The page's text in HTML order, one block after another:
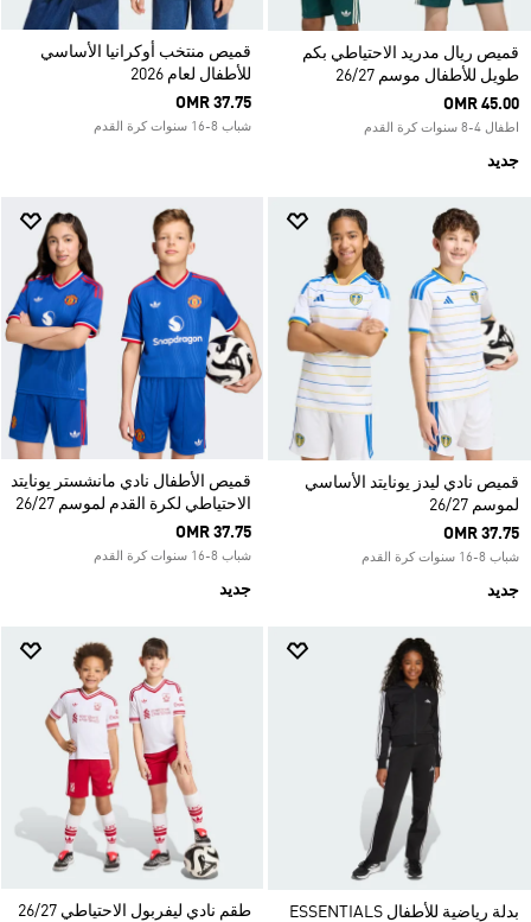
قميص ريال مدريد الاحتياطي بكم
طويل للأطفال موسم 26/27
OMR 45.00
اطفال 4-8 سنوات كرة القدم
جديد
قميص منتخب أوكرانيا الأساسي
للأطفال لعام 2026
OMR 37.75
شباب 8-16 سنوات كرة القدم
قميص نادي ليدز يونايتد الأساسي
لموسم 26/27
OMR 37.75
شباب 8-16 سنوات كرة القدم
جديد
قميص الأطفال نادي مانشستر يونايتد
الاحتياطي لكرة القدم لموسم 26/27
OMR 37.75
شباب 8-16 سنوات كرة القدم
جديد
بدلة رياضية للأطفال ESSENTIALS
طقم نادي ليفربول الاحتياطي 26/27